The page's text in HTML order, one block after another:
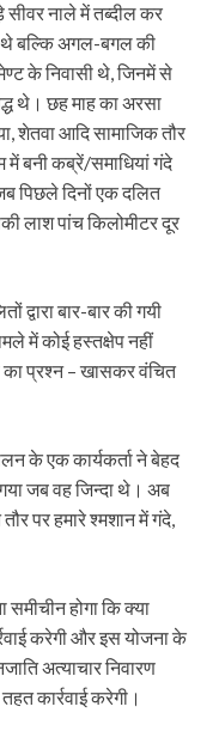
नाले में तब्दील कर
थे बल्कि अगल-बगल की
के निवासी थे, जिनमें से
थे। छह माह का अरसा
शेतवा आदि सामाजिक तौर
में बनी कब्रें/समाधियां गंदे
पिछले दिनों एक दलित
लाश पांच किलोमीटर दूर
बार-बार की गयी
में कोई हस्तक्षेप नहीं
का प्रश्न – खासकर वंचित
के एक कार्यकर्ता ने बेहद
जब वह जिन्दा थे। अब
पर हमारे श्‍मशान में गंदे,
होगा कि क्या
करेगी और इस योजना के
अत्याचार निवारण
कार्रवाई करेगी।